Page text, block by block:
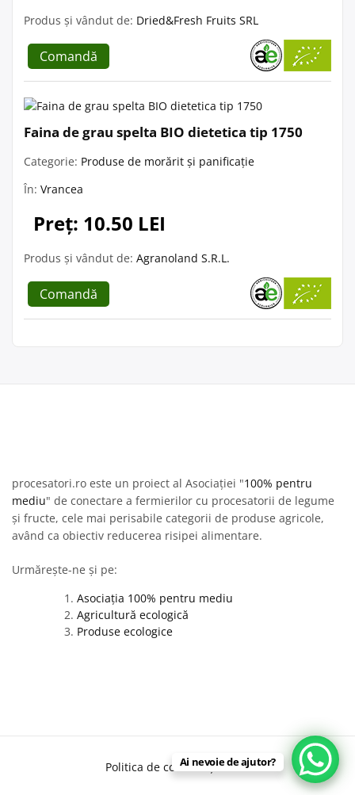
Produs și vândut de: Dried&Fresh Fruits SRL
Comandă
Faina de grau spelta BIO dietetica tip 1750
Categorie: Produse de morărit și panificație
În: Vrancea
Preț: 10.50 LEI
Produs și vândut de: Agranoland S.R.L.
Comandă
procesatori.ro este un proiect al Asociației "100% pentru
mediu" de conectare a fermierilor cu procesatorii de legume
și fructe, cele mai perisabile categorii de produse agricole,
având ca obiectiv reducerea risipei alimentare.
Urmărește-ne și pe:
Asociația 100% pentru mediu
Agricultură ecologică
Produse ecologice
Politica de confidențialitate
Ai nevoie de ajutor?